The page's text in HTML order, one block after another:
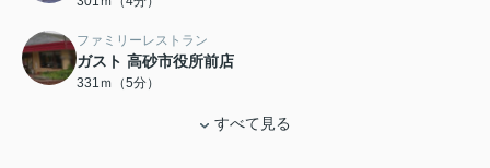
ファミリーレストラン
ガスト 高砂市役所前店
331ｍ（5分）
すべて見る